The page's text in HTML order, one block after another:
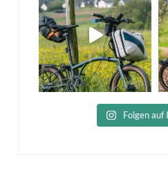
Folgen auf